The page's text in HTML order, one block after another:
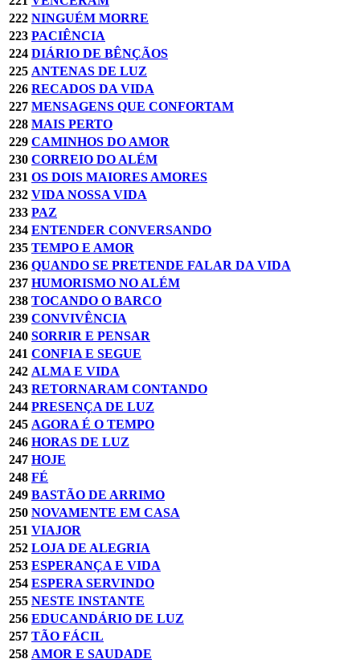
222 NINGUÉM MORRE
223 PACIÊNCIA
224 DIÁRIO DE BÊNÇÃOS
225 ANTENAS DE LUZ
226 RECADOS DA VIDA
227 MENSAGENS QUE CONFORTAM
228 MAIS PERTO
229 CAMINHOS DO AMOR
230 CORREIO DO ALÉM
231 OS DOIS MAIORES AMORES
232 VIDA NOSSA VIDA
233 PAZ
234 ENTENDER CONVERSANDO
235 TEMPO E AMOR
236 QUANDO SE PRETENDE FALAR DA VIDA
237 HUMORISMO NO ALÉM
238 TOCANDO O BARCO
239 CONVIVÊNCIA
240 SORRIR E PENSAR
241 CONFIA E SEGUE
242 ALMA E VIDA
243 RETORNARAM CONTANDO
244 PRESENÇA DE LUZ
245 AGORA É O TEMPO
246 HORAS DE LUZ
247 HOJE
248 FÉ
249 BASTÃO DE ARRIMO
250 NOVAMENTE EM CASA
251 VIAJOR
252 LOJA DE ALEGRIA
253 ESPERANÇA E VIDA
254 ESPERA SERVINDO
255 NESTE INSTANTE
256 EDUCANDÁRIO DE LUZ
257 TÃO FÁCIL
258 AMOR E SAUDADE